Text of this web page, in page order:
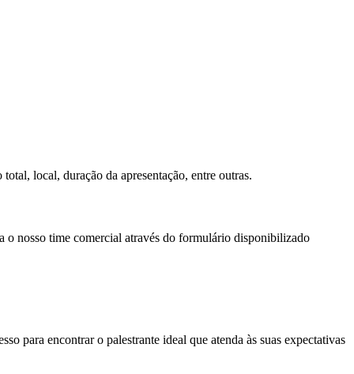
local, duração da apresentação, entre outras.
o nosso time comercial através do formulário disponibilizado
para encontrar o palestrante ideal que atenda às suas expectativas